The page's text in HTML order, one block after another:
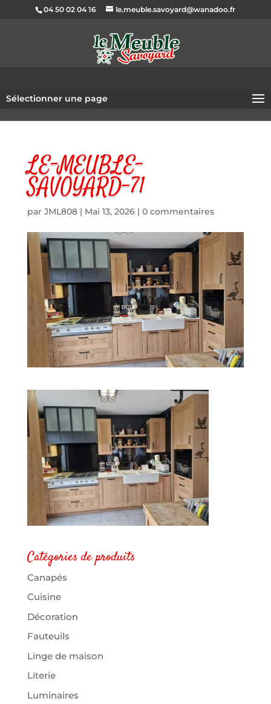
04 50 02 04 16 le.meuble.savoyard@wanadoo.fr
Sélectionner une page
LE-MEUBLE-
SAVOYARD-71
par JML808| Mai 13, 2026| 0 commentaires
Catégories de produits
Canapés
Cuisine
Décoration
Fauteuils
Linge de maison
Literie
Luminaires